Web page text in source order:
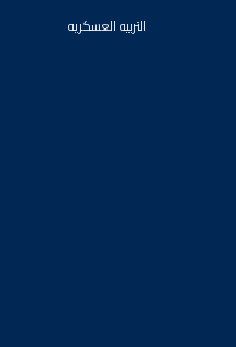
التربيه العسكريه